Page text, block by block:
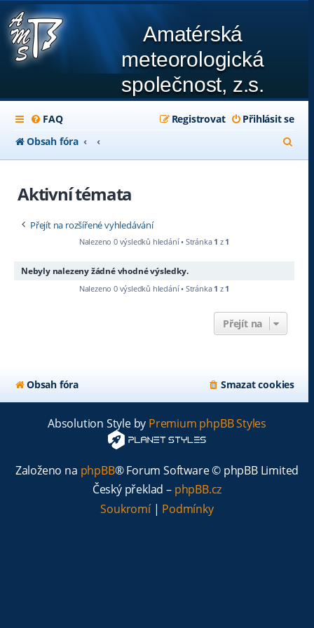
Amatérská
meteorologická
společnost, z.s.
FAQ Přihlásit se
Registrovat
Obsah fóra
l
Aktivní témata
Přejít na rozšířené vyhledávání
Nalezeno 0 výsledků hledání • Stránka 1 z 1
Nebyly nalezeny žádné vhodné výsledky.
Nalezeno 0 výsledků hledání • Stránka 1 z 1
Přejít na
Obsah fóra Smazat cookies
Absolution Style by Premium phpBB Styles
Založeno na phpBB® Forum Software © phpBB Limited
Český překlad – phpBB.cz
Soukromí| Podmínky